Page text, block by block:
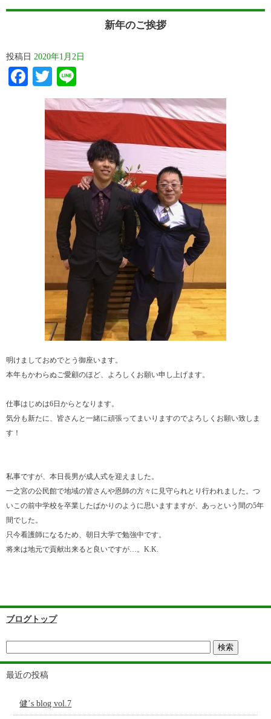
新年のご挨拶
投稿日 2020年1月2日
Facebook
Twitter
明けましておめでとう御座います。
本年もかわらぬご愛顧のほど、よろしくお願い申し上げます。
仕事はじめは6日からとなります。
気分も新たに、皆さんと一緒に頑張ってまいりますのでよろしくお願い致しま
す！
私事ですが、本日長男が成人式を迎えました。
一之宮の公民館で地域の皆さんや恩師の方々に見守られとり行われました。つ
いこの前中学校を卒業したばかりのように思いますますが、あっという間の5年
間でした。
只今看護師になるため、朝日大学で勉強中です。
将来は地元で貢献出来ると良いですが…。K.K.
ブログトップ
最近の投稿
健’s blog vol.7